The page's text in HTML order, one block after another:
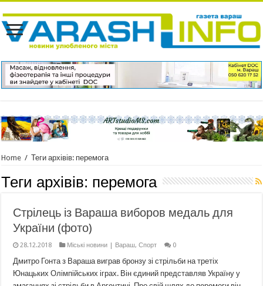
Home / Теги архівів: перемога
Теги архівів: перемога
Стрілець із Вараша виборов медаль для
України (фото)
28.12.2018 Міські новини | Вараш,Спорт 0
Дмитро Гонта з Вараша виграв бронзу зі стрільби на третіх
Юнацьких Олімпійських іграх. Він єдиний представляв Україну у